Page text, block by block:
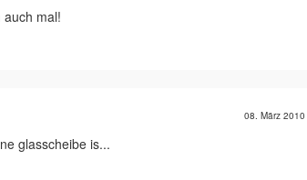
mal!
08. März 2010
glasscheibe is...